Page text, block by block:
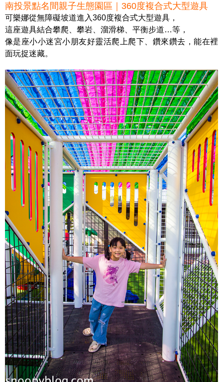
南投景點名間親子生態園區｜360度複合式大型遊具
可樂娜從無障礙坡道進入360度複合式大型遊具，
這座遊具結合攀爬、攀岩、溜滑梯、平衡步道…等，
像是座小小迷宮小朋友好靈活爬上爬下、鑽來鑽去，能在裡
面玩捉迷藏。